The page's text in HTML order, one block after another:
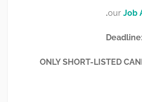
our Job
.
ONLY SHORT-LISTED